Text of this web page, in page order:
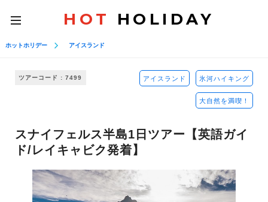
toggle
navigation
HOT HOLIDAY
ホットホリデー アイスランド
ツアーコード : 7499 アイスランド 氷河ハイキング
大自然を満喫！
スナイフェルス半島1日ツアー【英語ガイ
ド/レイキャビク発着】